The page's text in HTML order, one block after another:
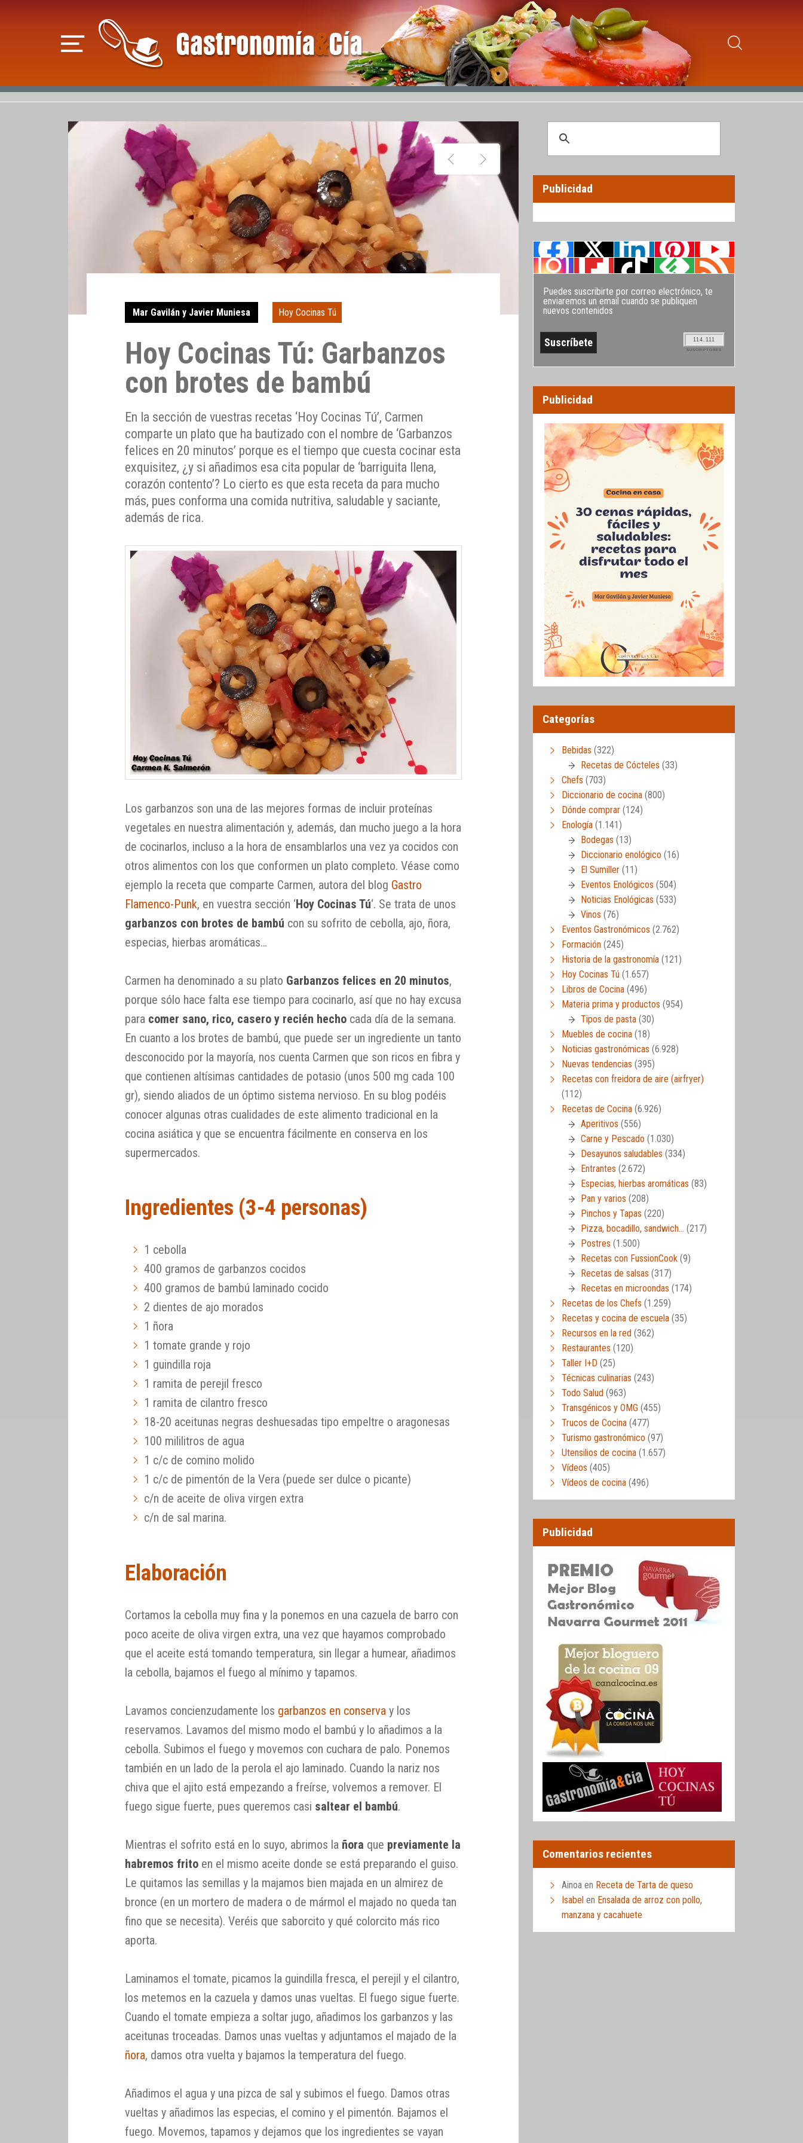
Mar Gavilán y Javier Muniesa Hoy Cocinas Tú
Hoy Cocinas Tú: Garbanzos
con brotes de bambú
En la sección de vuestras recetas ‘Hoy Cocinas Tú’, Carmen
comparte un plato que ha bautizado con el nombre de ‘Garbanzos
felices en 20 minutos’ porque es el tiempo que cuesta cocinar esta
exquisitez, ¿y si añadimos esa cita popular de ‘barriguita llena,
corazón contento’? Lo cierto es que esta receta da para mucho
más, pues conforma una comida nutritiva, saludable y saciante,
además de rica.
Los garbanzos son una de las mejores formas de incluir proteínas
vegetales en nuestra alimentación y, además, dan mucho juego a la hora
de cocinarlos, incluso a la hora de ensamblarlos una vez ya cocidos con
otros alimentos con los que conformen un plato completo. Véase como
ejemplo la receta que comparte Carmen, autora del blog Gastro
Flamenco-Punk, en vuestra sección ‘Hoy Cocinas Tú‘. Se trata de unos
garbanzos con brotes de bambú con su sofrito de cebolla, ajo, ñora,
especias, hierbas aromáticas…
Carmen ha denominado a su plato Garbanzos felices en 20 minutos,
porque sólo hace falta ese tiempo para cocinarlo, así que no hay excusa
para comer sano, rico, casero y recién hecho cada día de la semana.
En cuanto a los brotes de bambú, que puede ser un ingrediente un tanto
desconocido por la mayoría, nos cuenta Carmen que son ricos en fibra y
que contienen altísimas cantidades de potasio (unos 500 mg cada 100
gr), siendo aliados de un óptimo sistema nervioso. En su blog podéis
conocer algunas otras cualidades de este alimento tradicional en la
cocina asiática y que se encuentra fácilmente en conserva en los
supermercados.
Ingredientes (3-4 personas)
1 cebolla
400 gramos de garbanzos cocidos
400 gramos de bambú laminado cocido
2 dientes de ajo morados
1 ñora
1 tomate grande y rojo
1 guindilla roja
1 ramita de perejil fresco
1 ramita de cilantro fresco
18-20 aceitunas negras deshuesadas tipo empeltre o aragonesas
100 mililitros de agua
1 c/c de comino molido
1 c/c de pimentón de la Vera (puede ser dulce o picante)
c/n de aceite de oliva virgen extra
c/n de sal marina.
Elaboración
Cortamos la cebolla muy fina y la ponemos en una cazuela de barro con
poco aceite de oliva virgen extra, una vez que hayamos comprobado
que el aceite está tomando temperatura, sin llegar a humear, añadimos
la cebolla, bajamos el fuego al mínimo y tapamos.
Lavamos concienzudamente los garbanzos en conserva y los
reservamos. Lavamos del mismo modo el bambú y lo añadimos a la
cebolla. Subimos el fuego y movemos con cuchara de palo. Ponemos
también en un lado de la perola el ajo laminado. Cuando la nariz nos
chiva que el ajito está empezando a freírse, volvemos a remover. El
fuego sigue fuerte, pues queremos casi saltear el bambú.
Mientras el sofrito está en lo suyo, abrimos la ñora que previamente la
habremos frito en el mismo aceite donde se está preparando el guiso.
Le quitamos las semillas y la majamos bien majada en un almirez de
bronce (en un mortero de madera o de mármol el majado no queda tan
fino que se necesita). Veréis que saborcito y qué colorcito más rico
aporta.
Laminamos el tomate, picamos la guindilla fresca, el perejil y el cilantro,
los metemos en la cazuela y damos unas vueltas. El fuego sigue fuerte.
Cuando el tomate empieza a soltar jugo, añadimos los garbanzos y las
aceitunas troceadas. Damos unas vueltas y adjuntamos el majado de la
ñora, damos otra vuelta y bajamos la temperatura del fuego.
Añadimos el agua y una pizca de sal y subimos el fuego. Damos otras
vueltas y añadimos las especias, el comino y el pimentón. Bajamos el
fuego. Movemos, tapamos y dejamos que los ingredientes se vayan
Publicidad
Puedes suscribirte por correo electrónico, te
enviaremos un email cuando se publiquen
nuevos contenidos
114.111
SUSCRIPTORES
Publicidad
Categorías
Bebidas (322)
Recetas de Cócteles (33)
Chefs (703)
Diccionario de cocina (800)
Dónde comprar (124)
Enología (1.141)
Bodegas (13)
Diccionario enológico (16)
El Sumiller (11)
Eventos Enológicos (504)
Noticias Enológicas (533)
Vinos (76)
Eventos Gastronómicos (2.762)
Formación (245)
Historia de la gastronomía (121)
Hoy Cocinas Tú (1.657)
Libros de Cocina (496)
Materia prima y productos (954)
Tipos de pasta (30)
Muebles de cocina (18)
Noticias gastronómicas (6.928)
Nuevas tendencias (395)
Recetas con freidora de aire (airfryer)
(112)
Recetas de Cocina (6.926)
Aperitivos (556)
Carne y Pescado (1.030)
Desayunos saludables (334)
Entrantes (2.672)
Especias, hierbas aromáticas (83)
Pan y varios (208)
Pinchos y Tapas (220)
Pizza, bocadillo, sandwich… (217)
Postres (1.500)
Recetas con FussionCook (9)
Recetas de salsas (317)
Recetas en microondas (174)
Recetas de los Chefs (1.259)
Recetas y cocina de escuela (35)
Recursos en la red (362)
Restaurantes (120)
Taller I+D (25)
Técnicas culinarias (243)
Todo Salud (963)
Transgénicos y OMG (455)
Trucos de Cocina (477)
Turismo gastronómico (97)
Utensilios de cocina (1.657)
Vídeos (405)
Vídeos de cocina (496)
Publicidad
Comentarios recientes
Ainoa en Receta de Tarta de queso
Isabel en Ensalada de arroz con pollo,
manzana y cacahuete